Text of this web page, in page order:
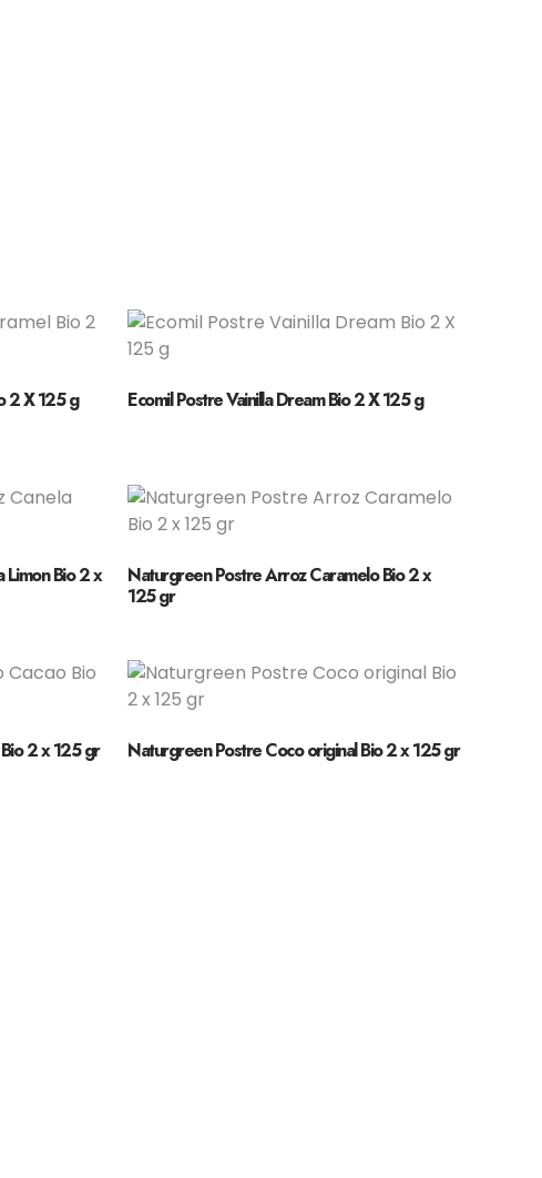
2 X 125 g Ecomil Postre Vainilla Dream Bio 2 X 125 g
Bio 2 x
Naturgreen Postre Arroz Caramelo Bio 2 x
125 gr
2 x 125 gr Naturgreen Postre Coco original Bio 2 x 125 gr